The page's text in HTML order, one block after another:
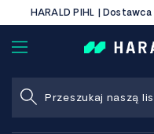
HARALD PIHL |